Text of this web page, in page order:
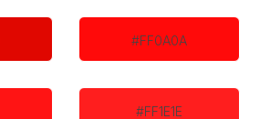
#FF0A0A
#FF1E1E